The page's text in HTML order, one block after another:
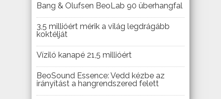
Bang & Olufsen BeoLab 90 überhangfal
3,5 millióért mérik a világ legdrágább
koktélját
Víziló kanapé 21,5 millióért
BeoSound Essence: Vedd kézbe az
irányítást a hangrendszered felett